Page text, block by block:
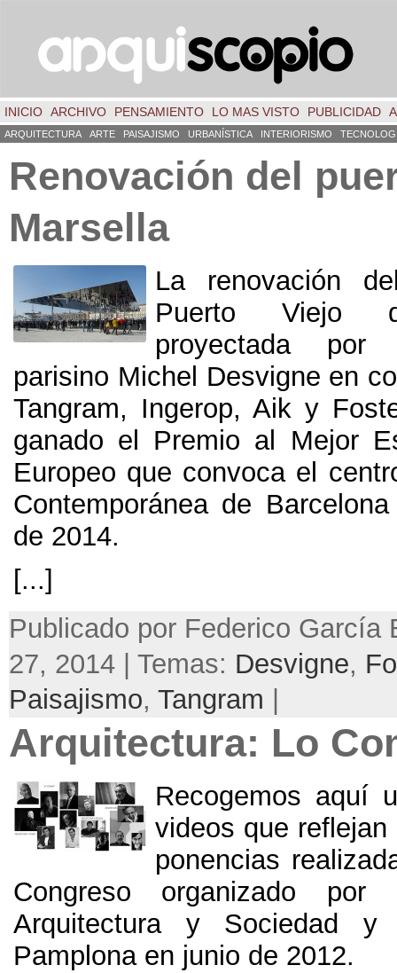
INICIO ARCHIVO PENSAMIENTO LO MAS VISTO PUBLICIDAD
ARQUITECTURA ARTE PAISAJISMO URBANÍSTICA INTERIORISMO
Renovación del
Marsella
La renovación
Puerto Viejo
proyectada por
parisino Michel Desvigne en
Tangram, Ingerop, Aik y
ganado el Premio al Mejor
Europeo que convoca el
Contemporánea de
de 2014.
[...]
Publicado por Federico García
27, 2014 | Temas: Desvigne,
Paisajismo, Tangram
Arquitectura: Lo
Recogemos aquí
videos que
ponencias
Congreso organizado por
Arquitectura y Sociedad y
Pamplona en junio de 2012.